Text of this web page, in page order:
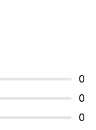
0
0
0